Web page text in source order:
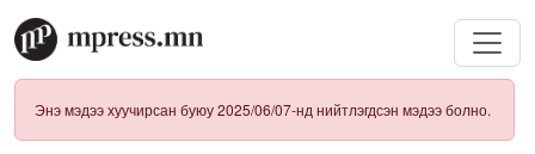
Энэ мэдээ хуучирсан буюу 2025/06/07-нд нийтлэгдсэн мэдээ болно.